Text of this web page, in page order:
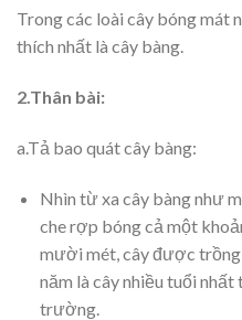
Trong các loài cây bóng mát
thích nhất là cây bàng.
2.Thân bài:
a.Tả bao quát cây bàng:
Nhìn từ xa cây bàng như
che rợp bóng cả một
mười mét, cây được
năm là cây nhiều tuổi
trường.